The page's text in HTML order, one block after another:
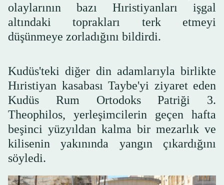
olaylarının bazı Hıristiyanları işgal
altındaki toprakları terk etmeyi
düşünmeye zorladığını bildirdi.
Kudüs'teki diğer din adamlarıyla birlikte
Hıristiyan kasabası Taybe'yi ziyaret eden
Kudüs Rum Ortodoks Patriği 3.
Theophilos, yerleşimcilerin geçen hafta
beşinci yüzyıldan kalma bir mezarlık ve
kilisenin yakınında yangın çıkardığını
söyledi.